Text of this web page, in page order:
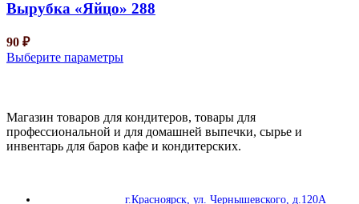
Вырубка «Яйцо» 288
90 ₽
Выберите параметры
Магазин товаров для кондитеров, товары для
профессиональной и для домашней выпечки, сырье и
инвентарь для баров кафе и кондитерских.
г.Красноярск, ул. Чернышевского, д.120А